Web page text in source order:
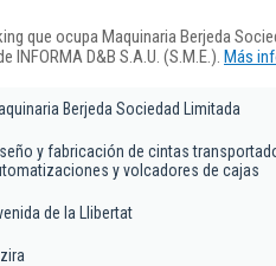
que ocupa Maquinaria Berjeda
D&B S.A.U. (S.M.E.). Más
Berjeda Sociedad Limitada
y fabricación de cintas
y volcadores de cajas
de la Llibertat